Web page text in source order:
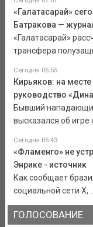
«Галатасарай»
Батракова —
«Галатасарай»
трансфера
Сегодня 05:55
Кирьяков: на
руководство
Бывший
высказался об игре
Сегодня 05:43
«Фламенго» не
Энрике - источник
Как сообщает
социальной сети Х, ...
ГОЛОСОВАНИЕ